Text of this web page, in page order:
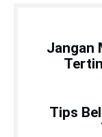
Jangan
Tips